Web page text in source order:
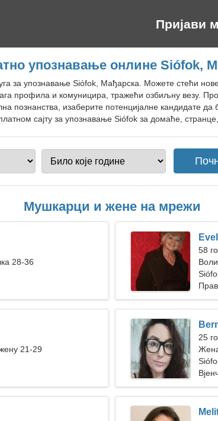
Пријави
упознавање онлине Siófok,
за упознавање Siófok, Мађарска. Можете стећи
профила и комуницира, тражећи озбиљну везу.
познанства, изаберите потенцијалне кандидате да
сајту за упознавање Siófok за домаће, странце,
Мушкарци и жене на мрежи
28-36
58
21-29
25